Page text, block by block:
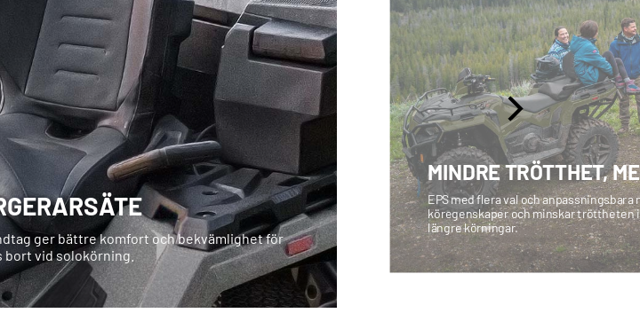
ger bättre komfort och bekvämlighet för
bort vid solokörning.
MINDRE TRÖTTHET,
EPS med flera val och
köregenskaper och minskar tröttheten
längre körningar.